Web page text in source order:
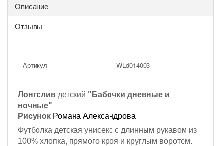
Описание
Отзывы
Артикул WLd014003
Лонгслив детский "Бабочки дневные и
ночные"
Рисунок Романа Александрова
Футболка детская унисекс с длинным рукавом из
100% хлопка, прямого кроя и круглым воротом.